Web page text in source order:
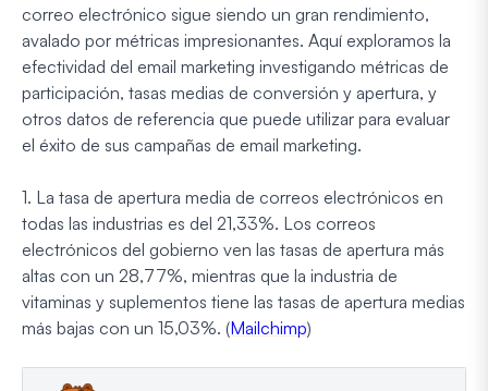
correo electrónico sigue siendo un gran rendimiento,
avalado por métricas impresionantes. Aquí exploramos la
efectividad del email marketing investigando métricas de
participación, tasas medias de conversión y apertura, y
otros datos de referencia que puede utilizar para evaluar
el éxito de sus campañas de email marketing.
1. La tasa de apertura media de correos electrónicos en
todas las industrias es del 21,33%. Los correos
electrónicos del gobierno ven las tasas de apertura más
altas con un 28,77%, mientras que la industria de
vitaminas y suplementos tiene las tasas de apertura medias
más bajas con un 15,03%. (Mailchimp)